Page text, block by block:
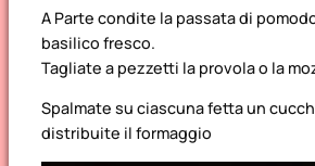
A Parte condite la passata di
basilico fresco.
Tagliate a pezzetti la provola o la
Spalmate su ciascuna fetta un
distribuite il formaggio